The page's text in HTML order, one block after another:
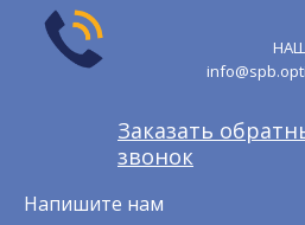
НАШ
Заказать
звонок
Напишите нам